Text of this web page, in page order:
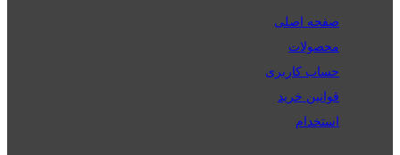
صفحه اصلی
محصولات
حساب کاربری
قوانین خرید
استخدام